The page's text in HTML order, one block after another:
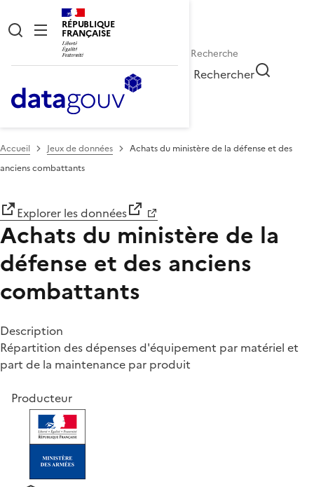
RÉPUBLIQUE
FRANÇAISE
Rechercher
Accueil Jeux de données
Achats du ministère de la défense et des
anciens combattants
Explorer les données
Achats du ministère de la
défense et des anciens
combattants
Description
Répartition des dépenses d'équipement par matériel et
part de la maintenance par produit
Producteur